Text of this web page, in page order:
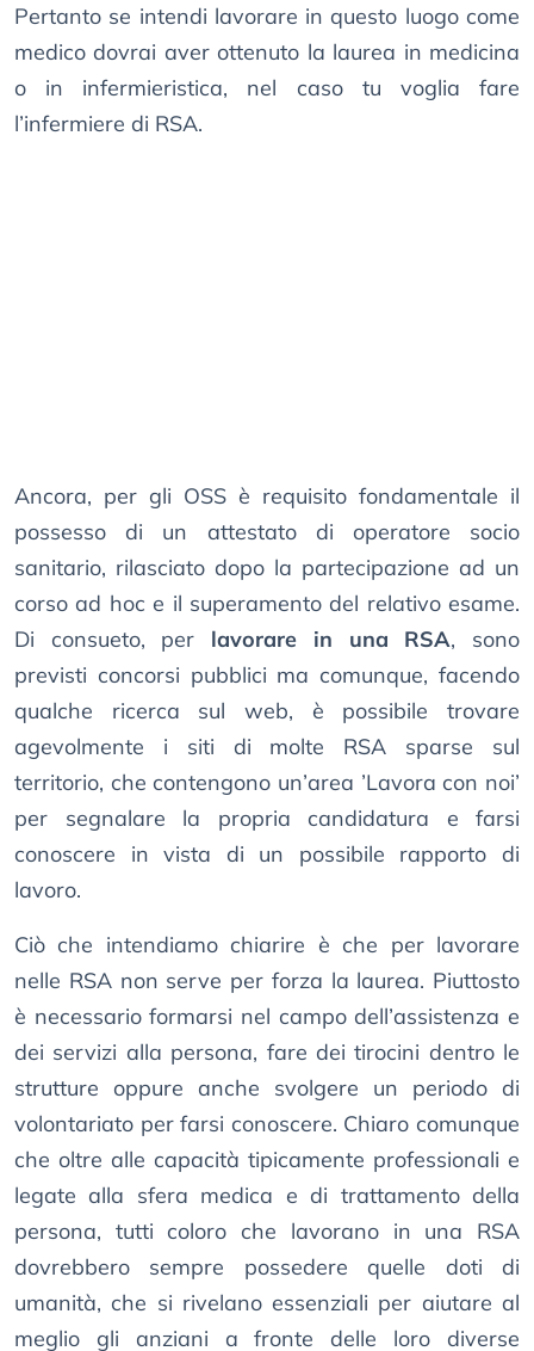
Pertanto se intendi lavorare in questo luogo come
medico dovrai aver ottenuto la laurea in medicina
o in infermieristica, nel caso tu voglia fare
l’infermiere di RSA.
Ancora, per gli OSS è requisito fondamentale il
possesso di un attestato di operatore socio
sanitario, rilasciato dopo la partecipazione ad un
corso ad hoc e il superamento del relativo esame.
Di consueto, per lavorare in una RSA, sono
previsti concorsi pubblici ma comunque, facendo
qualche ricerca sul web, è possibile trovare
agevolmente i siti di molte RSA sparse sul
territorio, che contengono un’area ’Lavora con noi’
per segnalare la propria candidatura e farsi
conoscere in vista di un possibile rapporto di
lavoro.
Ciò che intendiamo chiarire è che per lavorare
nelle RSA non serve per forza la laurea. Piuttosto
è necessario formarsi nel campo dell’assistenza e
dei servizi alla persona, fare dei tirocini dentro le
strutture oppure anche svolgere un periodo di
volontariato per farsi conoscere. Chiaro comunque
che oltre alle capacità tipicamente professionali e
legate alla sfera medica e di trattamento della
persona, tutti coloro che lavorano in una RSA
dovrebbero sempre possedere quelle doti di
umanità, che si rivelano essenziali per aiutare al
meglio gli anziani a fronte delle loro diverse